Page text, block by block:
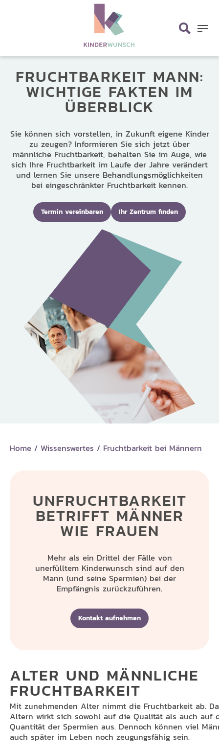
Menu
FRUCHTBARKEIT MANN:
WICHTIGE FAKTEN IM
ÜBERBLICK
Sie können sich vorstellen, in Zukunft eigene Kinder
zu zeugen? Informieren Sie sich jetzt über
männliche Fruchtbarkeit, behalten Sie im Auge, wie
sich Ihre Fruchtbarkeit im Laufe der Jahre verändert
und lernen Sie unsere Behandlungsmöglichkeiten
bei eingeschränkter Fruchtbarkeit kennen.
Termin vereinbaren Ihr Zentrum finden
Home /Wissenswertes / Fruchtbarkeit bei Männern
UNFRUCHTBARKEIT
BETRIFFT MÄNNER
WIE FRAUEN
Mehr als ein Drittel der Fälle von
unerfülltem Kinderwunsch sind auf den
Mann (und seine Spermien) bei der
Empfängnis zurückzuführen.
Kontakt aufnehmen
ALTER UND MÄNNLICHE
FRUCHTBARKEIT
Mit zunehmenden Alter nimmt die Fruchtbarkeit ab.
Altern wirkt sich sowohl auf die Qualität als auch auf
Quantität der Spermien aus. Dennoch können viel
auch später im Leben noch zeugungsfähig sein.